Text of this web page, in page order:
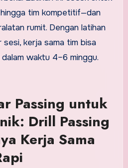
tim kompetitif—dan
rumit. Dengan latihan
kerja sama tim bisa
waktu 4–6 minggu.
Passing untuk
Drill Passing
Kerja Sama